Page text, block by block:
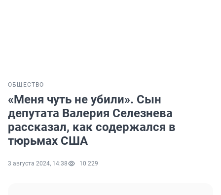
ОБЩЕСТВО
«Меня чуть не убили». Сын
депутата Валерия Селезнева
рассказал, как содержался в
тюрьмах США
3 августа 2024, 14:38 10 229